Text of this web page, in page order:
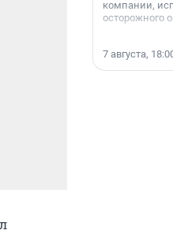
компании,
осторожного
7 августа,